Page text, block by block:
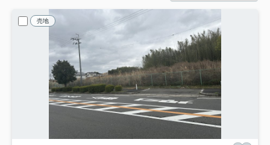
売地